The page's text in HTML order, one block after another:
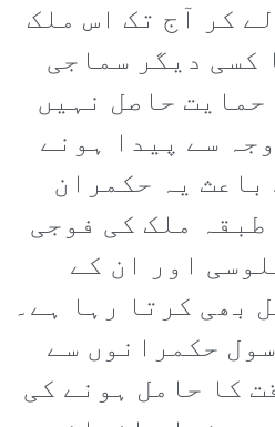
کر آج تک اس ملک
کسی دیگر سماجی
حاصل نہیں
سے پیدا ہونے
یہ حکمران
ملک کی فوجی
اور ان کے
بھی کرتا رہا ہے۔
حکمرانوں سے
کا حامل ہونے کی